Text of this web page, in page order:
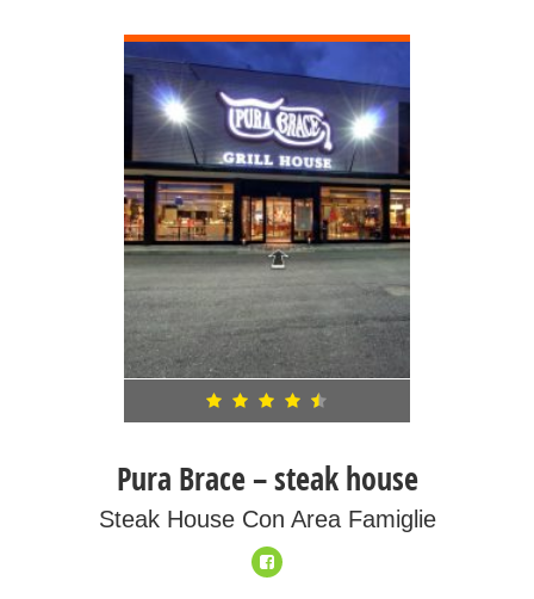
Pura Brace – steak house
Steak House Con Area Famiglie